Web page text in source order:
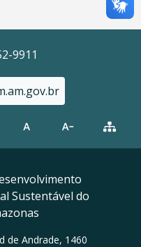
9911
Sustentável do
de Andrade, 1460